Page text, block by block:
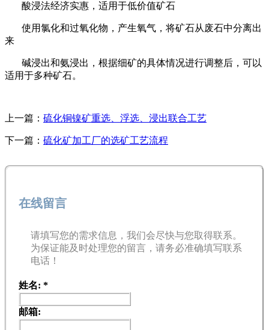
酸浸法经济实惠，适用于低价值矿石
使用氯化和过氧化物，产生氧气，将矿石从废石中分离出
来
碱浸出和氨浸出，根据细矿的具体情况进行调整后，可以
适用于多种矿石。
上一篇： 硫化铜镍矿重选、浮选、浸出联合工艺
下一篇： 硫化矿加工厂的选矿工艺流程
在线留言
请填写您的需求信息，我们会尽快与您取得联系。
为保证能及时处理您的留言，请务必准确填写联系
电话！
姓名: *
邮箱: